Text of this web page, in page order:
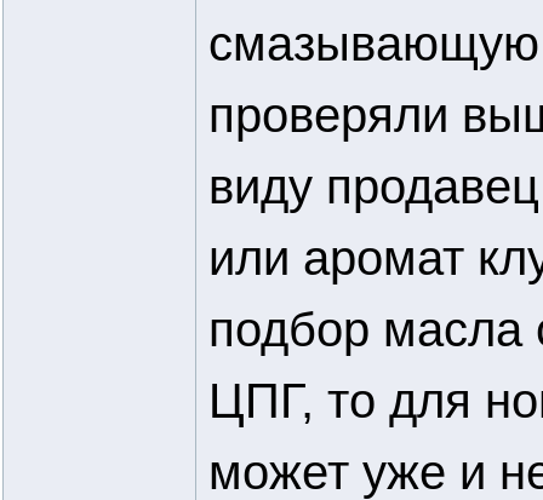
смазывающую
проверяли
виду
или аромат
подбор масла
ЦПГ, то для
может уже и